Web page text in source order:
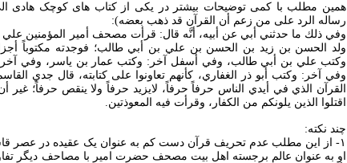
همین مطلب با کمی توضیحات بیشتر در یکی از کتاب های کوچک هادی
رساله الرد على من زعم أن القرآن قد ذهب بعضه):
وفي ذلك ما حدثني أبي عن أبيه، أنَّه قال: قرأت مصحف أمير المؤمنين
ولد الحسن بن زيد بن الحسن بن علي بن أبي طالب؛ فوجدته مكتوباً
وكتب علي بن أبي طالب، وفي أسفل آخر: وكتب عمار بن ياسر، وفي آخر
وفي آخر: وكتب أبو ذر الغفاري، كأنهم تعاونوا على كتابته، قال جدي
اقتلوا الذين يلونكم من الكفار، وقرأت فيه المعوذتين.
چند نکته:
۱- از این مطلب عدم تحریف قرآن دست کم به عنوان یک عقیده در عصر
او به عنوان عالم برجسته اهل بیت مصحف حضرت امیر با مصاحف دیگر